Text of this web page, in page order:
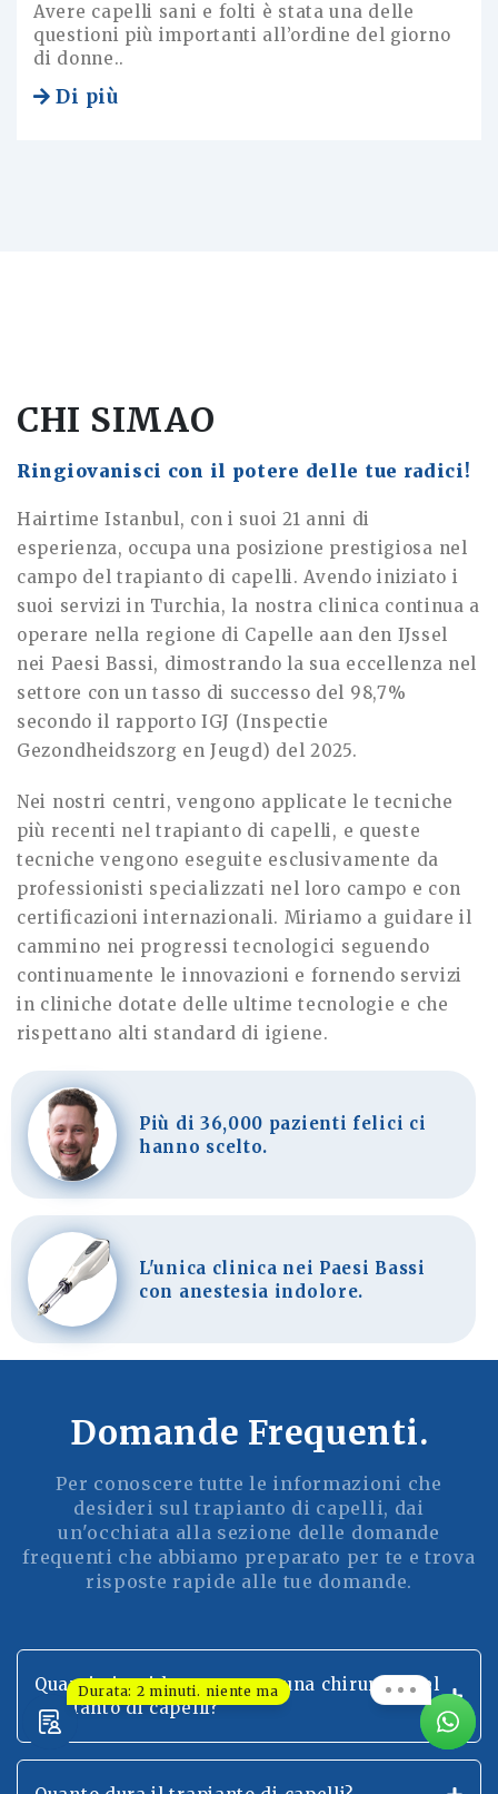
Avere capelli sani e folti è stata una delle
questioni più importanti all’ordine del giorno
di donne..
Di più
CHI SIMAO
Ringiovanisci con il potere delle tue radici!
Hairtime Istanbul, con i suoi 21 anni di
esperienza, occupa una posizione prestigiosa nel
campo del trapianto di capelli. Avendo iniziato i
suoi servizi in Turchia, la nostra clinica continua a
operare nella regione di Capelle aan den IJssel
nei Paesi Bassi, dimostrando la sua eccellenza nel
settore con un tasso di successo del 98,7%
secondo il rapporto IGJ (Inspectie
Gezondheidszorg en Jeugd) del 2025.
Nei nostri centri, vengono applicate le tecniche
più recenti nel trapianto di capelli, e queste
tecniche vengono eseguite esclusivamente da
professionisti specializzati nel loro campo e con
certificazioni internazionali. Miriamo a guidare il
cammino nei progressi tecnologici seguendo
continuamente le innovazioni e fornendo servizi
in cliniche dotate delle ultime tecnologie e che
rispettano alti standard di igiene.
Più di 36,000 pazienti felici ci
hanno scelto.
L'unica clinica nei Paesi Bassi
con anestesia indolore.
Domande Frequenti.
Per conoscere tutte le informazioni che
desideri sul trapianto di capelli, dai
un'occhiata alla sezione delle domande
frequenti che abbiamo preparato per te e trova
risposte rapide alle tue domande.
Quanti giorni ho perso per una chirurgia del
trapianto di capelli?
Durata: 2 minuti. niente ma